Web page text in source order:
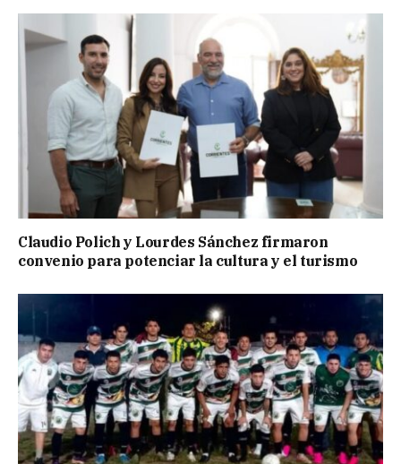
Claudio Polich y Lourdes Sánchez firmaron
convenio para potenciar la cultura y el turismo